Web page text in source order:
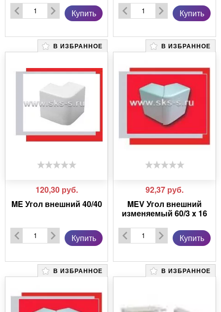
Купить Купить
В ИЗБРАННОЕ
120,30 руб.
ME Угол внешний 40/40
Купить
В ИЗБРАННОЕ
92,37 руб.
MEV Угол внешний
изменяемый 60/3 x 16
Купить
В ИЗБРАННОЕ В ИЗБРАННОЕ